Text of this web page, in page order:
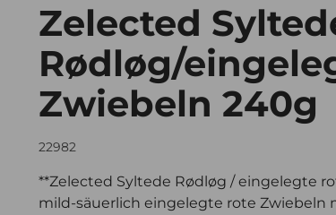
Zelected
Rødløg/
Zwiebeln 240g
22982
**Zelected Syltede Rødløg / eingelegte
mild-säuerlich eingelegte rote Zwiebeln